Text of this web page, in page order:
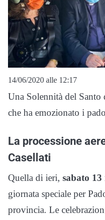
14/06/2020 alle 12:17
Una Solennità del Santo
che ha emozionato i
La processione
Casellati
Quella di ieri, sabato 13
giornata speciale per
provincia. Le